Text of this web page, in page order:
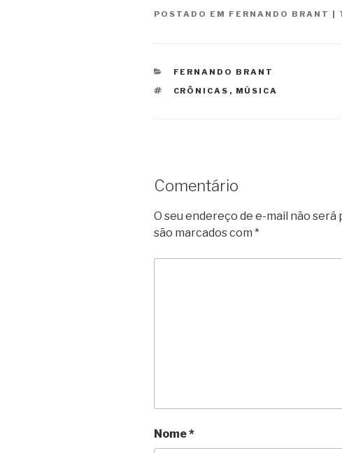
POSTADO EM FERNANDO BRANT |
CATEGORIAS
FERNANDO BRANT
TAGS
CRÔNICAS , MÚSICA
Comentário
O seu endereço de e-mail não será
são marcados com *
Nome*